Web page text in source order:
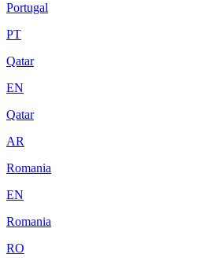
Portugal
PT
Qatar
EN
Qatar
AR
Romania
EN
Romania
RO